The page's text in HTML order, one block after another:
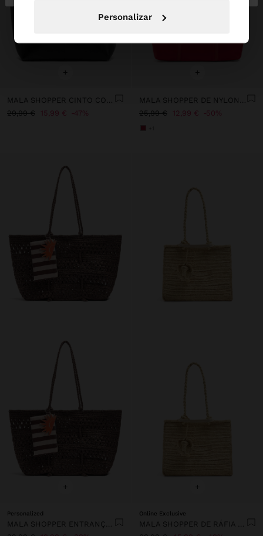
Personalizar
+
29,99 €
15,99 € 47%
+
25,99 €
12,99 € 50%
+
Personalized
MALA SHOPPER ENTRANÇADA EFEITO PALHA
+
Online Exclusive
MALA SHOPPER DE RÁFIA PENDURO DE ELEFANTE